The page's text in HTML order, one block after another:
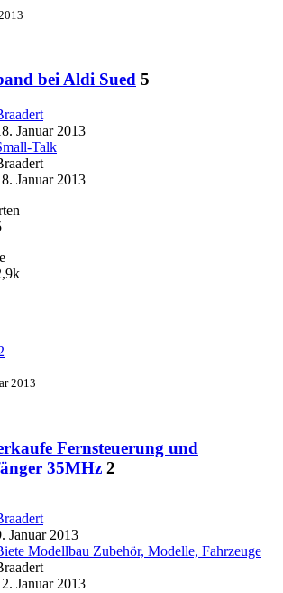
bei Aldi Sued 5
Januar 2013
Talk
Januar 2013
2013
Fernsteuerung und
35MHz 2
Januar 2013
Modellbau Zubehör, Modelle, Fahrzeuge
Januar 2013